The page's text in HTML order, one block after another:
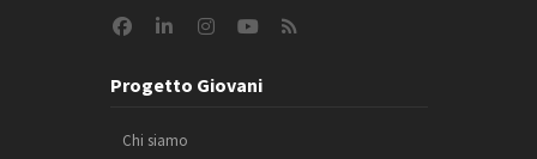
Progetto Giovani
Chi siamo